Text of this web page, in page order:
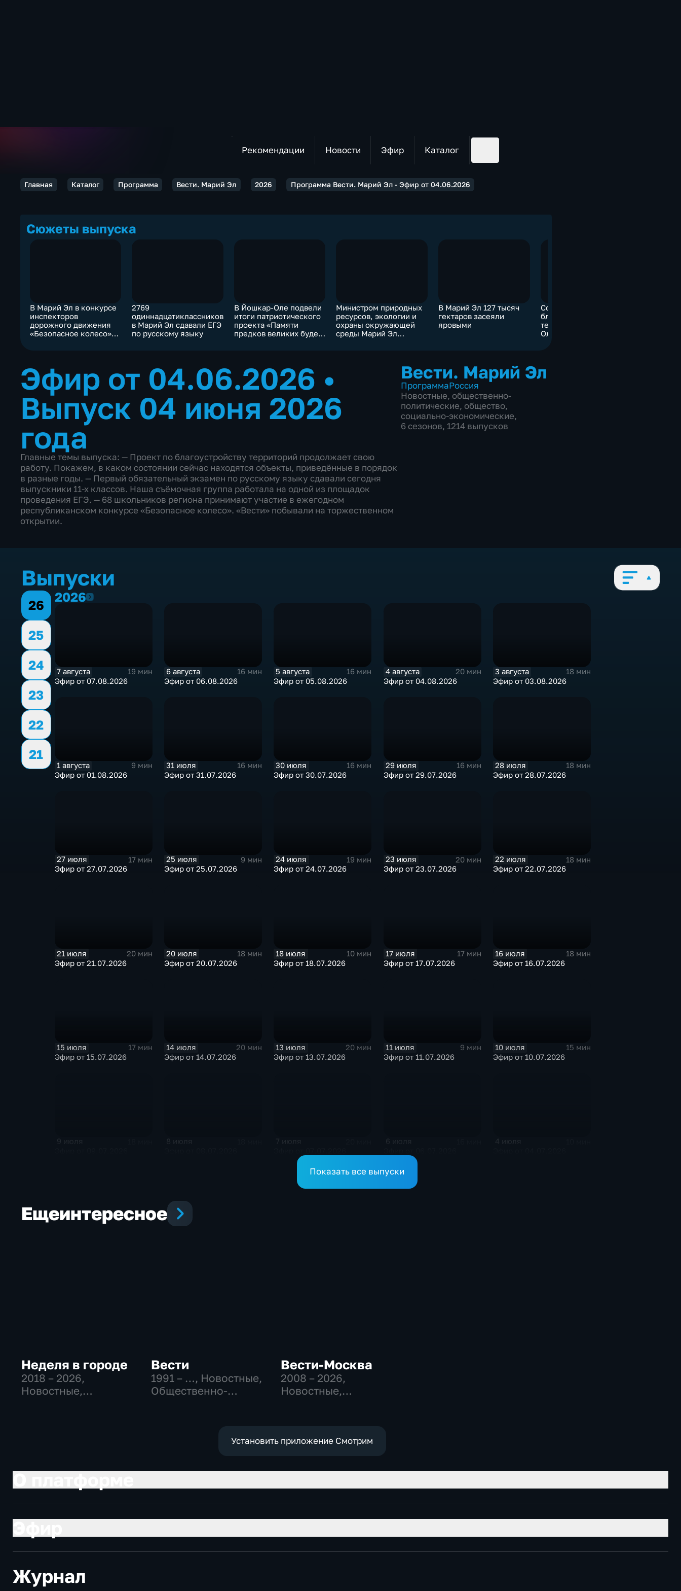
Рекомендации Новости Эфир Каталог
Главная Каталог Программа Вести. Марий Эл 2026 Программа Вести. Марий Эл - Эфир от 04.06.2026
Сюжеты выпуска
В Марий Эл в конкурсе
инспекторов
дорожного движения
«Безопасное колесо»
2769
одиннадцатиклассников
в Марий Эл сдавали ЕГЭ
по русскому языку
В Йошкар-Оле подвели
итоги патриотического
проекта «Памяти
предков великих будем
Министром природных
ресурсов, экологии и
охраны окружающей
среды Марий Эл
В Марий Эл 127 тысяч
гектаров засеяли
яровыми
Состояние ранее
благоустроенных
территорий в Йошкар-
Оле проверили
Эфир от 04.06.2026 •
Выпуск 04 июня 2026
года
Главные темы выпуска: — Проект по благоустройству территорий продолжает свою
работу. Покажем, в каком состоянии сейчас находятся объекты, приведённые в порядок
в разные годы. — Первый обязательный экзамен по русскому языку сдавали сегодня
выпускники 11-х классов. Наша съёмочная группа работала на одной из площадок
проведения ЕГЭ. — 68 школьников региона принимают участие в ежегодном
республиканском конкурсе «Безопасное колесо». «Вести» побывали на торжественном
открытии.
Вести. Марий Эл
ПрограммаРоссия
Новостные, общественно-
политические, общество,
социально-экономические,
6 сезонов, 1214 выпусков
Выпуски
26
25
24
23
22
21
20262026
7 августа
19 мин
Эфир от 07.08.2026
6 августа
16 мин
Эфир от 06.08.2026
5 августа
16 мин
Эфир от 05.08.2026
4 августа
20 мин
Эфир от 04.08.2026
3 августа
18 мин
Эфир от 03.08.2026
1 августа
9 мин
Эфир от 01.08.2026
31 июля
16 мин
Эфир от 31.07.2026
30 июля
16 мин
Эфир от 30.07.2026
29 июля
16 мин
Эфир от 29.07.2026
28 июля
18 мин
Эфир от 28.07.2026
27 июля
17 мин
Эфир от 27.07.2026
25 июля
9 мин
Эфир от 25.07.2026
24 июля
19 мин
Эфир от 24.07.2026
23 июля
20 мин
Эфир от 23.07.2026
22 июля
18 мин
Эфир от 22.07.2026
21 июля
20 мин
Эфир от 21.07.2026
20 июля
18 мин
Эфир от 20.07.2026
18 июля
10 мин
Эфир от 18.07.2026
17 июля
17 мин
Эфир от 17.07.2026
16 июля
18 мин
Эфир от 16.07.2026
15 июля
17 мин
Эфир от 15.07.2026
14 июля
20 мин
Эфир от 14.07.2026
13 июля
20 мин
Эфир от 13.07.2026
11 июля
9 мин
Эфир от 11.07.2026
10 июля
15 мин
Эфир от 10.07.2026
9 июля 8 июля 7 июля 6 июля 4 июля
Показать все выпуски
Ещеинтересное
Неделя в городе
2018 – 2026,
Новостные,
Вести
1991 – …, Новостные,
Общественно-
Вести-Москва
2008 – 2026,
Новостные,
экономические
Установить приложение Смотрим
Журнал